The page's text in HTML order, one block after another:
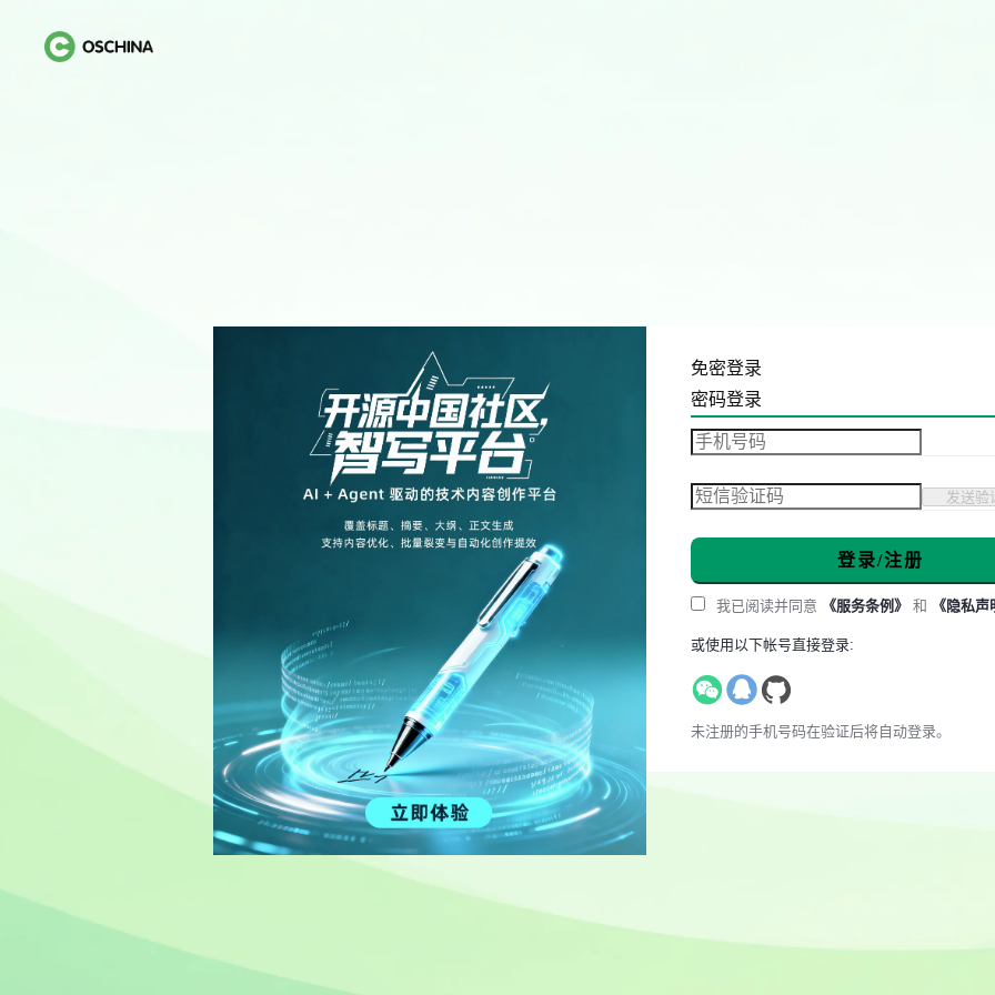
免密登录
密码登录
发送验
登录/注册
我已阅读并同意 《服务条例》 和 《隐私声
或使用以下帐号直接登录:
未注册的手机号码在验证后将自动登录。